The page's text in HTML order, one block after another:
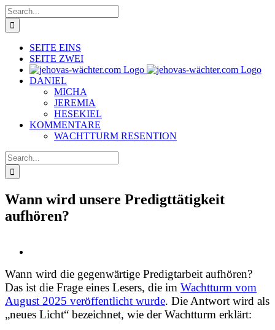
Skip
to
content
Search
for:
SEITE EINS
SEITE ZWEI
DANIEL
MICHA
JEREMIA
HESEKIEL
KOMMENTARE
WACHTTURM RESENTION
Search
for:
Wann wird unsere Predigttätigkeit
aufhören?
Image
Wann wird die gegenwärtige Predigtarbeit aufhören?
Das ist die Frage eines Lesers, die im Wachtturm vom
August 2025 veröffentlicht wurde. Die Antwort wird als
„neues Licht“ bezeichnet, wie der Wachtturm erklärt: